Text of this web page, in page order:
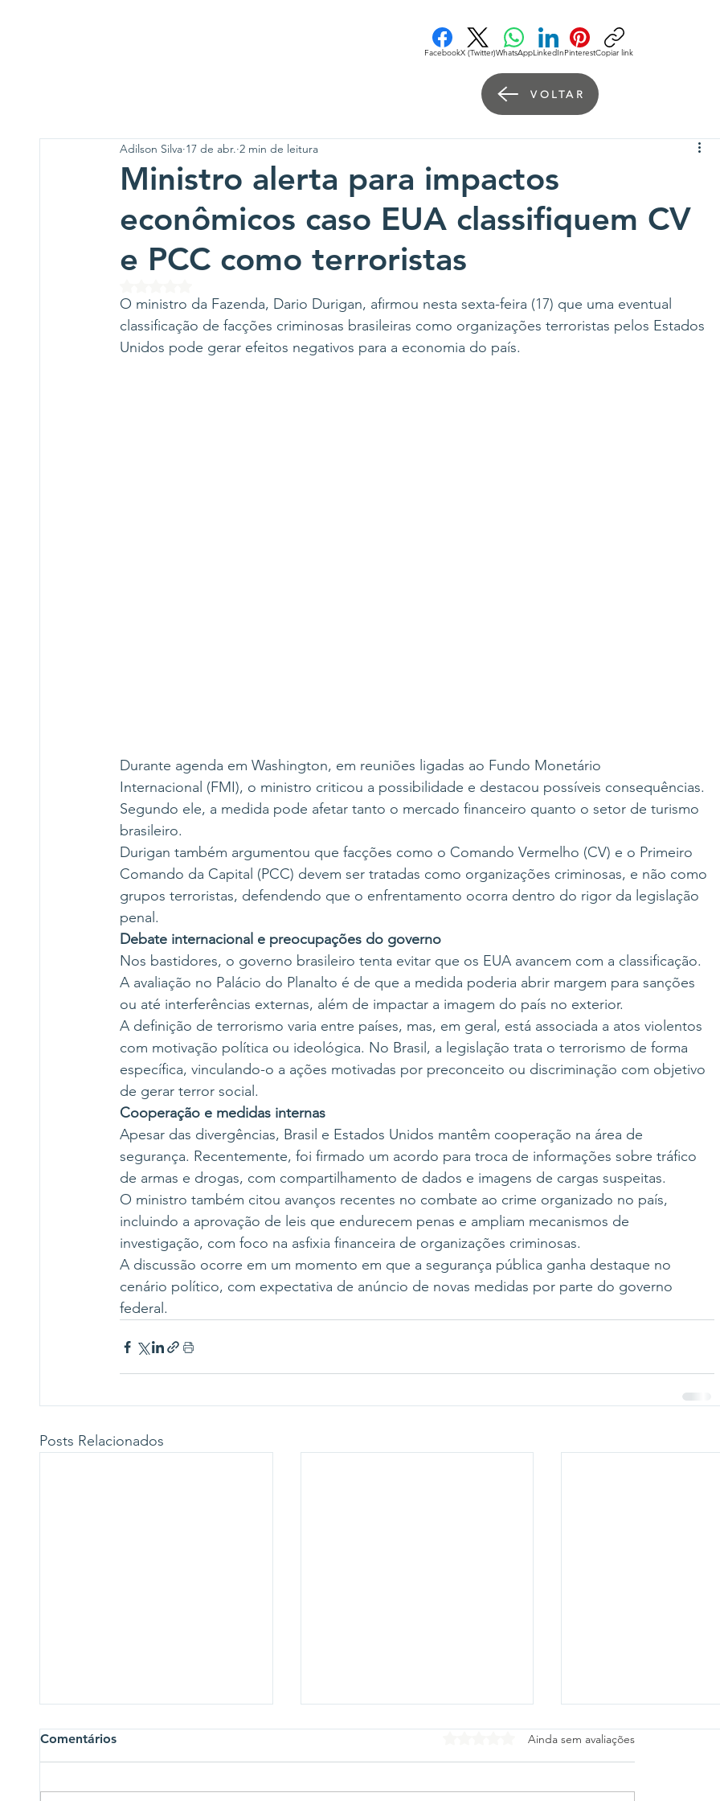
FacebookX (Twitter)WhatsAppLinkedInPinterestCopiar link
Ministro alerta para impactos
econômicos caso EUA classifiquem CV
e PCC como terroristas
Adilson Silva 17 de abr. 2 min de leitura
O ministro da Fazenda, Dario Durigan, afirmou nesta sexta-feira (17) que uma eventual
classificação de facções criminosas brasileiras como organizações terroristas pelos Estados
Unidos pode gerar efeitos negativos para a economia do país.
Durante agenda em Washington, em reuniões ligadas ao Fundo Monetário
Internacional (FMI), o ministro criticou a possibilidade e destacou possíveis consequências.
Segundo ele, a medida pode afetar tanto o mercado financeiro quanto o setor de turismo
brasileiro.
Durigan também argumentou que facções como o Comando Vermelho (CV) e o Primeiro
Comando da Capital (PCC) devem ser tratadas como organizações criminosas, e não como
grupos terroristas, defendendo que o enfrentamento ocorra dentro do rigor da legislação
penal.
Debate internacional e preocupações do governo
Nos bastidores, o governo brasileiro tenta evitar que os EUA avancem com a classificação.
A avaliação no Palácio do Planalto é de que a medida poderia abrir margem para sanções
ou até interferências externas, além de impactar a imagem do país no exterior.
A definição de terrorismo varia entre países, mas, em geral, está associada a atos violentos
com motivação política ou ideológica. No Brasil, a legislação trata o terrorismo de forma
específica, vinculando-o a ações motivadas por preconceito ou discriminação com objetivo
de gerar terror social.
Cooperação e medidas internas
Apesar das divergências, Brasil e Estados Unidos mantêm cooperação na área de
segurança. Recentemente, foi firmado um acordo para troca de informações sobre tráfico
de armas e drogas, com compartilhamento de dados e imagens de cargas suspeitas.
O ministro também citou avanços recentes no combate ao crime organizado no país,
incluindo a aprovação de leis que endurecem penas e ampliam mecanismos de
investigação, com foco na asfixia financeira de organizações criminosas.
A discussão ocorre em um momento em que a segurança pública ganha destaque no
cenário político, com expectativa de anúncio de novas medidas por parte do governo
federal.
Posts Relacionados
Comentários Avaliado com 0 de 5 estrelas.
Ainda sem avaliações
VOLTAR